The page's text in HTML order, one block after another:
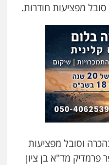
סמים מעצרים
מפציעות חודרות.
וסובל מפציעות
פרמדיק מד"א בן ציון